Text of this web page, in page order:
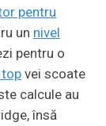
pentru
un nivel
pentru o
vei scoate
calcule au
însă